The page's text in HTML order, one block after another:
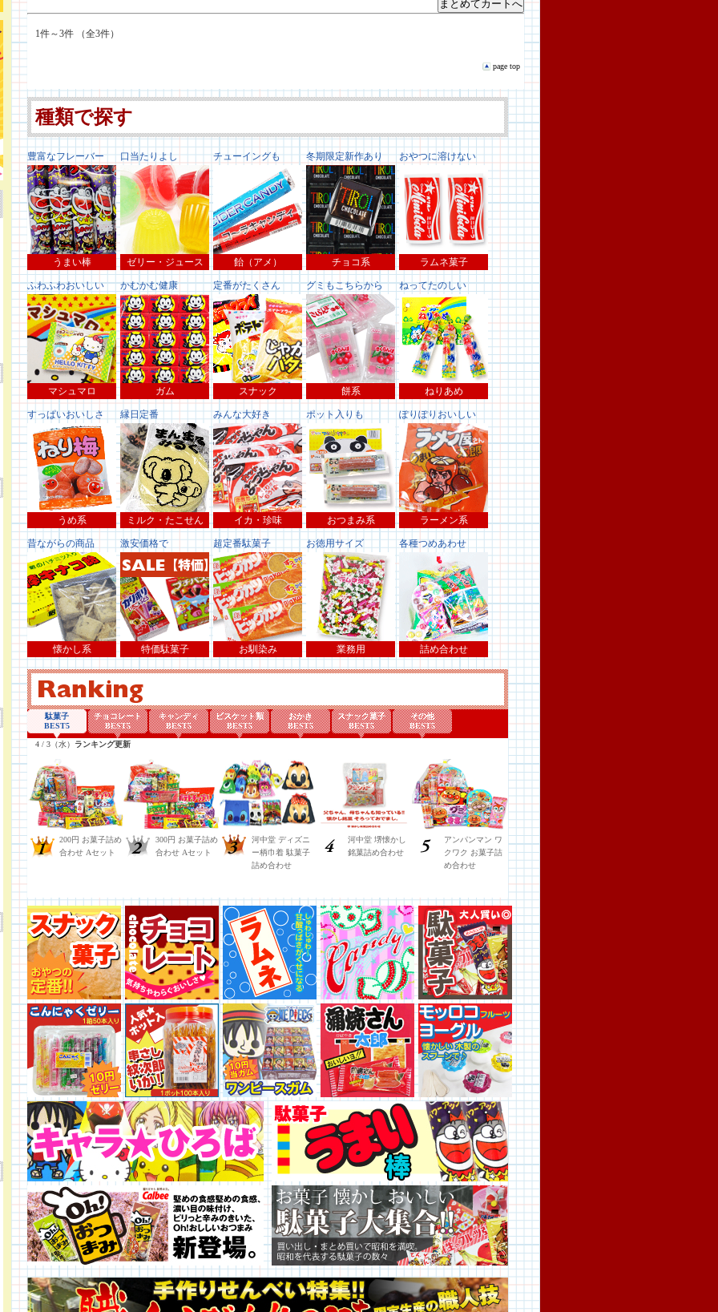
1件～3件 （全3件）
page top
種類で探す
豊富なフレーバー
うまい棒
口当たりよし
ゼリー・ジュース
チューイングも
飴（アメ）
冬期限定新作あり
チョコ系
おやつに溶けない
ラムネ菓子
ふわふわおいしい
マシュマロ
かむかむ健康
ガム
定番がたくさん
スナック
グミもこちらから
餅系
ねってたのしい
ねりあめ
すっぱいおいしさ
うめ系
縁日定番
ミルク・たこせん
みんな大好き
イカ・珍味
ポット入りも
おつまみ系
ぽりぽりおいしい
ラーメン系
昔ながらの商品
懐かし系
激安価格で
特価駄菓子
超定番駄菓子
お馴染み
お徳用サイズ
業務用
各種つめあわせ
詰め合わせ